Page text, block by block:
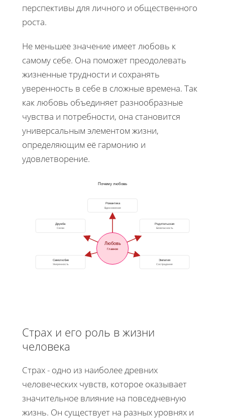
перспективы для личного и общественного
роста.
Не меньшее значение имеет любовь к
самому себе. Она поможет преодолевать
жизненные трудности и сохранять
уверенность в себе в сложные времена. Так
как любовь объединяет разнообразные
чувства и потребности, она становится
универсальным элементом жизни,
определяющим её гармонию и
удовлетворение.
Почему любовь
Романтика
Вдохновение
Родительская
Безопасность
Эмпатия
Сострадание
Самолюбие
Уверенность
Дружба
Связи
Любовь
Главное
Страх и его роль в жизни
человека
Страх - одно из наиболее древних
человеческих чувств, которое оказывает
значительное влияние на повседневную
жизнь. Он существует на разных уровнях и